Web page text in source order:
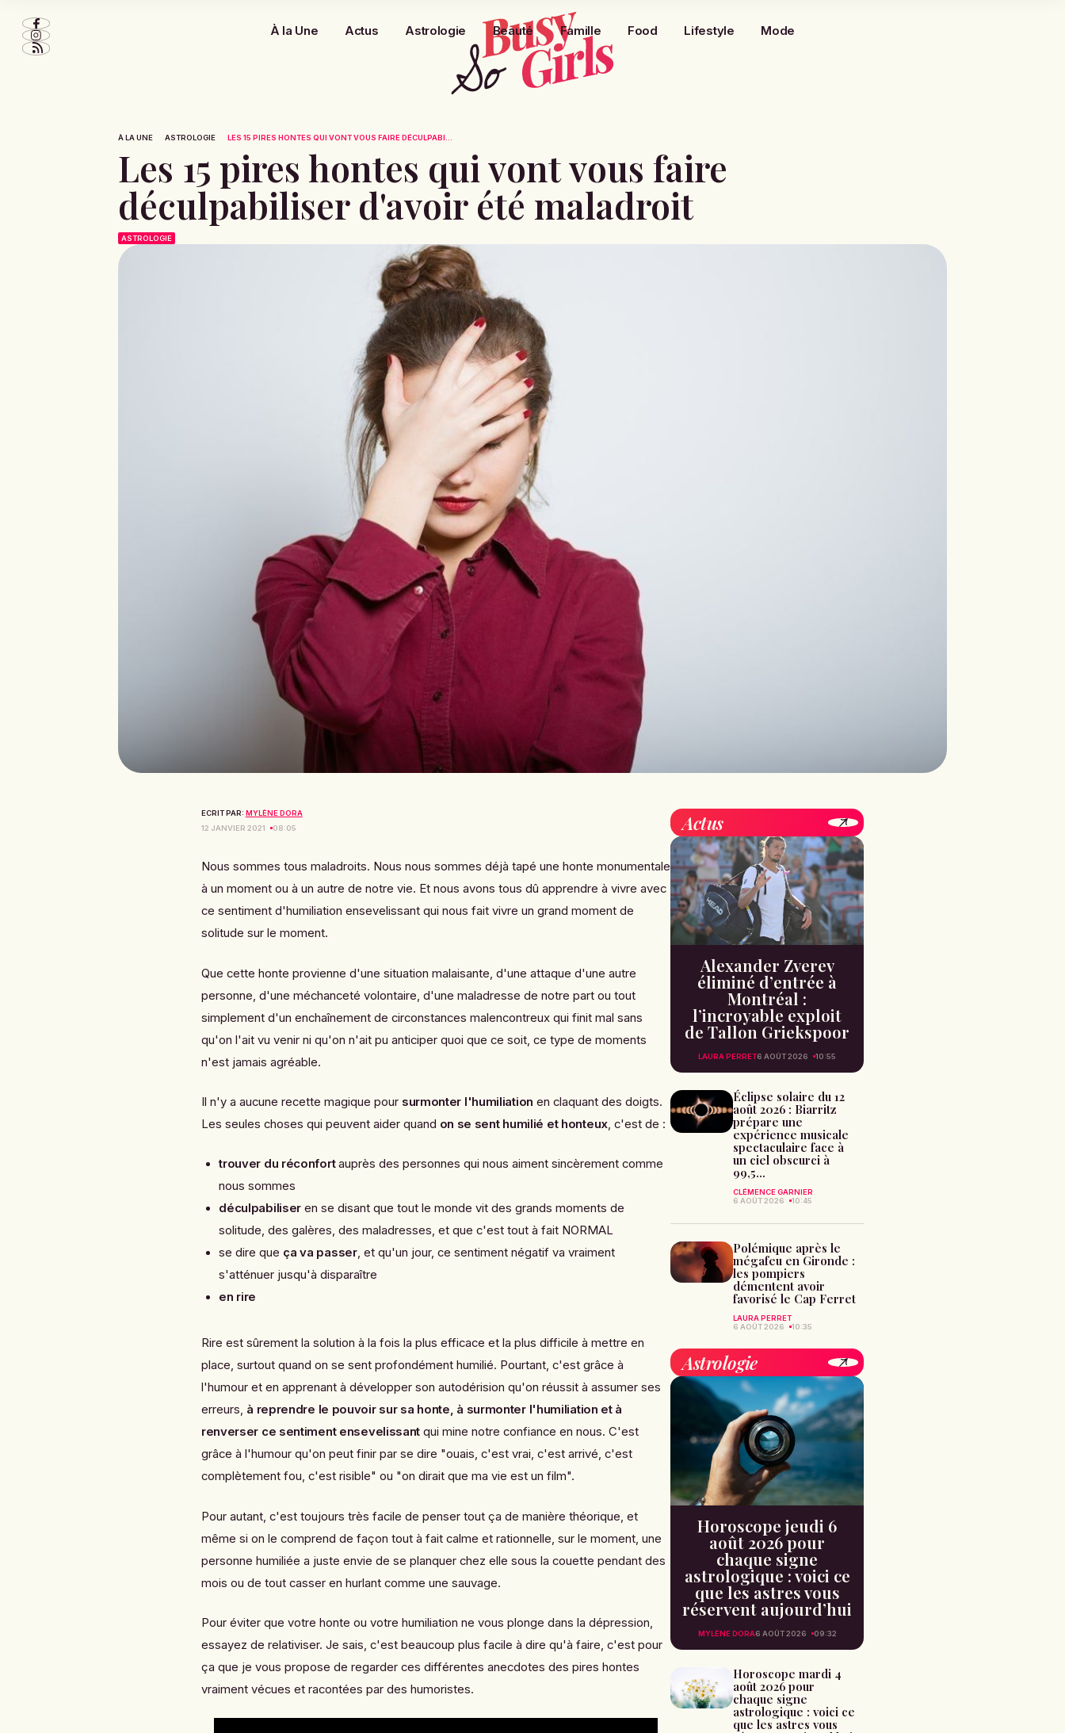
À la Une Actus Astrologie Beauté Famille Food Lifestyle Mode
À LA UNE ASTROLOGIE LES 15 PIRES HONTES QUI VONT VOUS FAIRE DÉCULPABI...
Les 15 pires hontes qui vont vous faire
déculpabiliser d'avoir été maladroit
ASTROLOGIE
ECRIT PAR: MYLÈNE DORA
12 JANVIER 2021
08:05
Nous sommes tous maladroits. Nous nous sommes déjà tapé une honte monumentale
à un moment ou à un autre de notre vie. Et nous avons tous dû apprendre à vivre avec
ce sentiment d'humiliation ensevelissant qui nous fait vivre un grand moment de
solitude sur le moment.
Que cette honte provienne d'une situation malaisante, d'une attaque d'une autre
personne, d'une méchanceté volontaire, d'une maladresse de notre part ou tout
simplement d'un enchaînement de circonstances malencontreux qui finit mal sans
qu'on l'ait vu venir ni qu'on n'ait pu anticiper quoi que ce soit, ce type de moments
n'est jamais agréable.
Il n'y a aucune recette magique pour surmonter l'humiliation en claquant des doigts.
Les seules choses qui peuvent aider quand on se sent humilié et honteux, c'est de :
trouver du réconfortauprès des personnes qui nous aiment sincèrement comme
nous sommes
déculpabiliser en se disant que tout le monde vit des grands moments de
solitude, des galères, des maladresses, et que c'est tout à fait NORMAL
se dire que ça va passer, et qu'un jour, ce sentiment négatif va vraiment
s'atténuer jusqu'à disparaître
en rire
Rire est sûrement la solution à la fois la plus efficace et la plus difficile à mettre en
place, surtout quand on se sent profondément humilié. Pourtant, c'est grâce à
l'humour et en apprenant à développer son autodérision qu'on réussit à assumer ses
erreurs, à reprendre le pouvoir sur sa honte, à surmonter l'humiliation et à
renverser ce sentiment ensevelissant qui mine notre confiance en nous. C'est
grâce à l'humour qu'on peut finir par se dire "ouais, c'est vrai, c'est arrivé, c'est
complètement fou, c'est risible" ou "on dirait que ma vie est un film".
Pour autant, c'est toujours très facile de penser tout ça de manière théorique, et
même si on le comprend de façon tout à fait calme et rationnelle, sur le moment, une
personne humiliée a juste envie de se planquer chez elle sous la couette pendant des
mois ou de tout casser en hurlant comme une sauvage.
Pour éviter que votre honte ou votre humiliation ne vous plonge dans la dépression,
essayez de relativiser. Je sais, c'est beaucoup plus facile à dire qu'à faire, c'est pour
ça que je vous propose de regarder ces différentes anecdotes des pires hontes
vraiment vécues et racontées par des humoristes.
Actus
Alexander Zverev
éliminé d’entrée à
Montréal :
l’incroyable exploit
de Tallon Griekspoor
LAURA PERRET6 AOÛT 2026 10:55
Éclipse solaire du 12
août 2026 : Biarritz
prépare une
expérience musicale
spectaculaire face à
un ciel obscurci à
99,5...
CLÉMENCE GARNIER
6 AOÛT 2026
10:45
Polémique après le
mégafeu en Gironde :
les pompiers
démentent avoir
favorisé le Cap Ferret
LAURA PERRET
6 AOÛT 2026
10:35
Astrologie
Horoscope jeudi 6
août 2026 pour
chaque signe
astrologique : voici ce
que les astres vous
réservent aujourd’hui
MYLÈNE DORA6 AOÛT 2026 09:32
Horoscope mardi 4
août 2026 pour
chaque signe
astrologique : voici ce
que les astres vous